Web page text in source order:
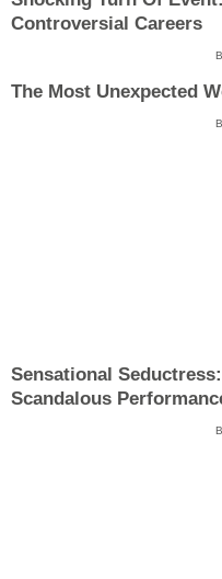
Controversial Careers
The Most Unexpected
Sensational
Scandalous